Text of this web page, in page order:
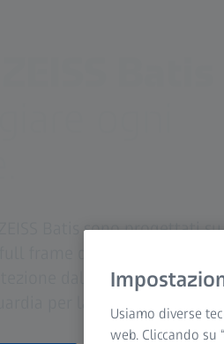
Batis sono progettati
dalla polvere e
per la distanza e la
Usiamo diverse
web. Cliccando su